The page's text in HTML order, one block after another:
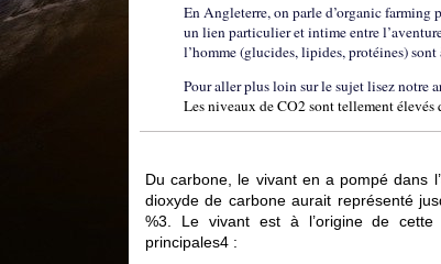
En Angleterre, on parle d’organic farming
un lien particulier et intime entre
l’homme (glucides, lipides, protéines) sont
Pour aller plus loin sur le sujet lisez notre
Les niveaux de CO2 sont tellement élevés
Du carbone, le vivant en a pompé dans
dioxyde de carbone aurait représenté
%3. Le vivant est à l’origine de cette
principales4 :